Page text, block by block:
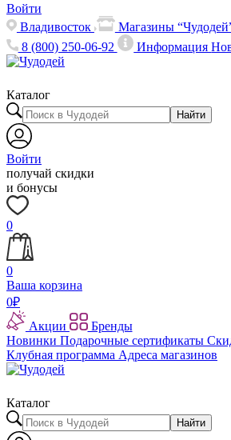
Войти
Владивосток
Магазины
8 (800) 250-06-92
Информация
Каталог
Найти
Войти
получай скидки
и бонусы
0
0
Ваша корзина
0₽
Акции
Бренды
Новинки Подарочные сертификаты
Клубная программа Адреса магазинов
Каталог
Найти